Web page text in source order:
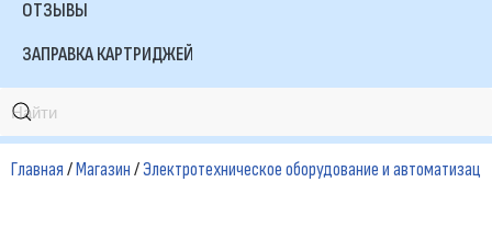
ОТЗЫВЫ
ЗАПРАВКА КАРТРИДЖЕЙ
Главная/Магазин/Электротехническое оборудование и